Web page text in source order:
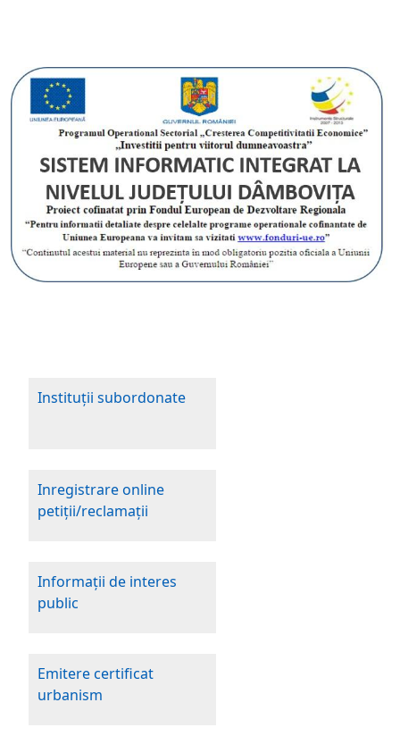
Instituţii subordonate
Inregistrare online
petiţii/reclamaţii
Informaţii de interes
public
Emitere certificat
urbanism